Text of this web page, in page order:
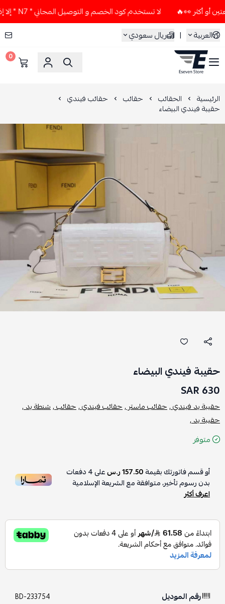
لا تستخدم كود الخصم و التوصيل المجاني " N7 " إلا إذا طلبت قطعتين أو أكثر 👀🔥
العربية
| ريال سعودي
ESEVEN STORE
0
الرئيسية الحقائب حقائب حقائب فيندي
حقيبة فيندي البيضاء
حقيبة فيندي البيضاء
630 SAR
حقيبة يد فيندي ,حقائب ماستر ,حقائب فيندي ,حقائب ,شنطة يد ,
حقيبة يد ,
متوفر
أو قسم فاتورتك بقيمة157.50 ر.س على4دفعات
بدون رسوم تأخير، متوافقة مع الشريعة الإسلامية
اعرف أكثر
رقم الموديل BD-233754